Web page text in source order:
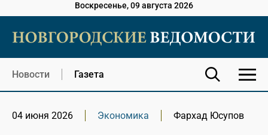
Воскресенье, 09 августа 2026
Новости Газета
04 июня 2026 Экономика Фархад Юсупов